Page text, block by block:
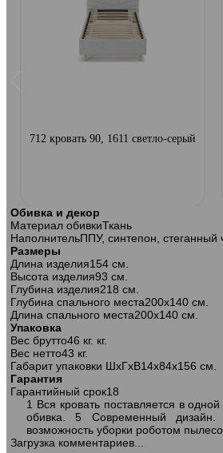
712 кровать 90, 1611 светло-серый
712 кровать 140, 1614 синий
Обивка и декор
Материал обивкиТкань
НаполнительППУ, синтепон, стеганный
Размеры
Длина изделия154 см.
Высота изделия93 см.
Глубина изделия218 см.
Глубина спального места200х140 см.
Длина спального места200х140 см.
Упаковка
Вес брутто46 кг. кг.
Вес нетто43 кг.
Габарит упаковки ШхГхВ14х84х156 см.
Гарантия
Гарантийный срок18
1 Вся кровать поставляется в
обивка. 5 Современный
возможность уборки роботом
Загрузка комментариев...